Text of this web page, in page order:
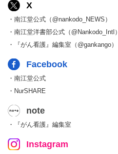
X
・南江堂公式（@nankodo_NEWS）
・南江堂洋書部公式（@Nankodo_Intl）
・『がん看護』編集室（@gankango）
Facebook
・南江堂公式
・NurSHARE
note
・『がん看護』編集室
Instagram